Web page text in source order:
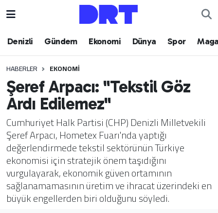
Denizli Gündem Ekonomi Dünya Spor
HABERLER EKONOMI
Şeref Arpacı: "Tekstil Göz
Ardı Edilemez"
Cumhuriyet Halk Partisi (CHP) Denizli Milletvekili
Şeref Arpacı, Hometex Fuarı'nda yaptığı
değerlendirmede tekstil sektörünün Türkiye
ekonomisi için stratejik önem taşıdığını
vurgulayarak, ekonomik güven ortamının
sağlanamamasının üretim ve ihracat üzerindeki en
büyük engellerden biri olduğunu söyledi.
Denizli
Ekonomi
Dünya
Spor
Magazin
Teknoloji
Hava Durumu
Trafik Durumu
Puan Durumu ve Fikstür
Tüm Manşetler
Son Dakika Haberleri
Haber Arşivi